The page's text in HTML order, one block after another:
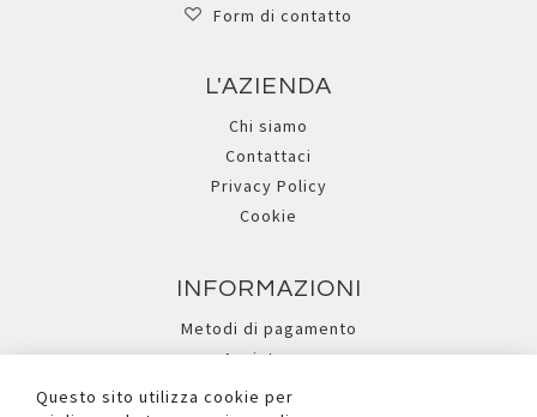
Form di contatto
L'AZIENDA
Chi siamo
Contattaci
Privacy Policy
Cookie
INFORMAZIONI
Metodi di pagamento
Assistenza
Ricerca avanzata
Questo sito utilizza cookie per